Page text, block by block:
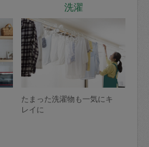
洗濯
たまった洗濯物も一気にキ
レイに